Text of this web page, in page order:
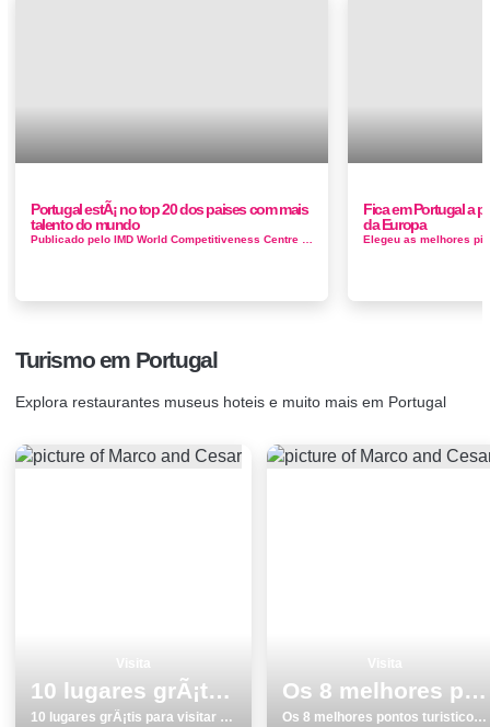
Portugal estÃ¡ no top 20 dos paises com mais
talento do mundo
Fica em Portugal a
da Europa
Turismo em Portugal
Explora restaurantes museus hoteis e muito mais em Portugal
10 lugares grÃ¡tis para visitar em Portugal
10 lugares grÃ¡tis para visitar em Portugal
Os 8 melhores pontos turisticos e passeios em Ãvora
Os 8 melhores pontos turisticos e passeios em Ãvora